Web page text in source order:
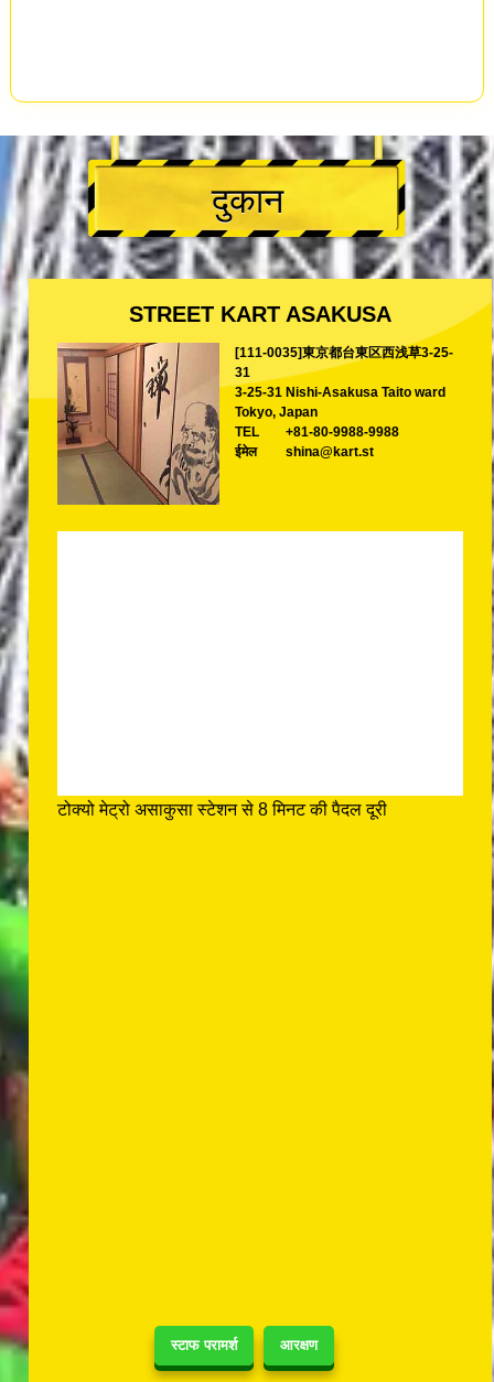
स्टाफ परामर्श आरक्षण
दुकान
STREET KART ASAKUSA
[111-0035]東京都台東区西浅草3-25-
31
3-25-31 Nishi-Asakusa Taito ward
Tokyo, Japan
TEL
+81-80-9988-9988
ईमेल
shina@kart.st
टोक्यो मेट्रो असाकुसा स्टेशन से 8 मिनट की पैदल दूरी